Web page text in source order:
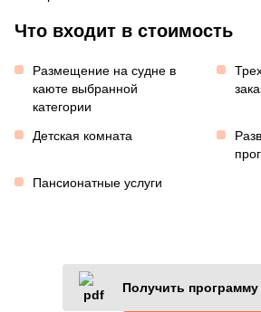
Что входит в стоимость
Размещение на судне в
каюте выбранной
категории
Детская комната
Пансионатные услуги
Получить